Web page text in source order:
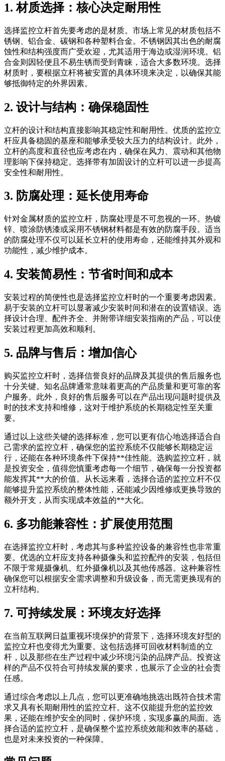
1. 材质选择：核心决定耐用性
选择监控立杆首先要考虑的是材质。市场上常见的材质包括不
锈钢、铝合金、碳钢和各种塑料合金。不锈钢因其出色的耐腐
蚀性和结构强度而广受欢迎，尤其适用于海边或湿润环境。铝
合金则因轻便且不易生锈而受到青睐，适合大多数环境。选择
材质时，要根据立杆将被安置的具体环境来决定，以确保其能
够抵御特定的外界因素。
2. 设计与结构：确保稳固性
立杆的设计和结构直接影响其稳定性和耐用性。优质的监控立
杆应具备稳固的基座和能够承受较大压力的结构设计。此外，
立杆的高度和直径也应考虑在内，确保在风力、震动和其他物
理影响下保持稳定。选择带有加固设计的立杆可以进一步提高
安全性和耐用性。
3. 防腐处理：延长使用寿命
针对金属材质的监控立杆，防腐处理是不可忽视的一环。热镀
锌、喷涂防锈漆或采用不锈钢材料都是有效的防腐手段。适当
的防腐处理不仅可以延长立杆的使用寿命，还能维持其外观和
功能性，减少维护成本。
4. 安装简易性：节省时间和成本
安装过程的简便性也是选择监控立杆时的一个重要考虑因素。
易于安装的立杆可以显著减少安装时间和潜在的设置错误。选
择设计合理、配件齐全、并附带详细安装指南的产品，可以使
安装过程更加高效和顺利。
5. 品牌与售后：增加信心
购买监控立杆时，选择信誉良好的品牌及其提供的售后服务也
十分关键。知名品牌通常意味着更高的产品质量和更可靠的客
户服务。此外，良好的售后服务可以在产品出现问题时提供及
时的技术支持和维修，这对于维护系统的长期稳定性至关重
要。
通过以上这些关键的选择标准，您可以更有信心地选择适合自
己需求的监控立杆，确保您的监控系统不仅能够长期稳定运
行，还能在各种环境条件下保持**佳性能。选购监控立杆，就
是投资安全，值得您慎重考虑每一个细节，确保每一分投资都
能发挥其**大的价值。从长远来看，选择合适的监控立杆不仅
能够提升监控系统的整体性能，还能减少因维修或更换导致的
额外开支，从而实现成本效益的**大化。
6. 多功能兼容性：扩展使用范围
在选择监控立杆时，考虑其与多种监控设备的兼容性也非常重
要。优选的立杆应支持各种摄像头和监控配件的安装，包括但
不限于常规摄像机、红外摄像机以及其他传感器。这种兼容性
确保您可以根据安全需求调整和升级设备，而无需更换现有的
立杆结构。
7. 可持续发展：环境友好选择
在当前互联网日益重视环境保护的背景下，选择环境友好型的
监控立杆也变得尤为重要。这包括选择可回收材料制造的立
杆，以及那些在生产过程中减少环境污染的品牌产品。投资这
样的产品不仅符合可持续发展的要求，也展示了企业的社会责
任感。
通过综合考虑以上几点，您可以更准确地挑选出既符合技术需
求又具有长期耐用性的监控立杆。这不仅能提升您的监控效
果，还能在维护安全的同时，保护环境，实现多赢的局面。选
择合适的监控立杆，是确保整个监控系统效能和效率的基础，
也是对未来投资的一种保障。